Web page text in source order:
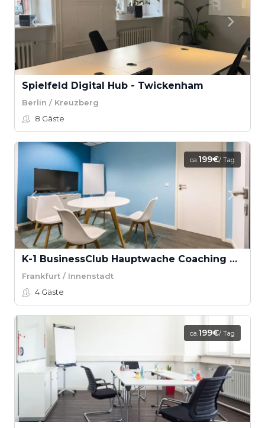
Spielfeld Digital Hub - Twickenham
Berlin / Kreuzberg
8 Gäste
ca.199€/ Tag
K-1 BusinessClub Hauptwache Coaching Raum “Untermain”
Frankfurt / Innenstadt
4 Gäste
ca.199€/ Tag